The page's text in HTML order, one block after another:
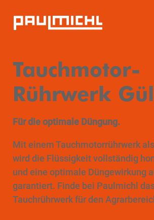
Tauchmotor-
Rührwerk
Für die optimale Düngung.
Mit einem Tauchmotorrührwerk
wird die Flüssigkeit vollständig
und eine optimale Düngewirkung
garantiert. Finde bei Paulmichl
Tauchrührwerk für den